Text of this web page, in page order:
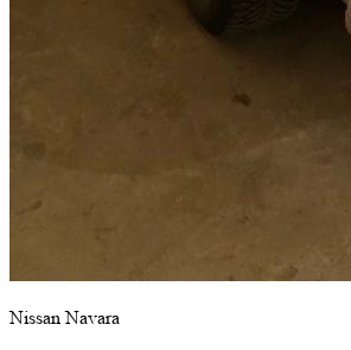
Nissan Navara